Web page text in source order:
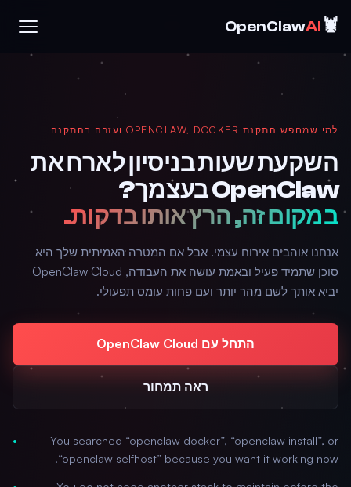
🦞
OpenClawAI
למי שמחפש התקנת OPENCLAW, DOCKER ועזרה בהתקנה
השקעת שעות בניסיון לארח את
OpenClaw בעצמך?
במקום זה, הרץ אותו בדקות.
אנחנו אוהבים אירוח עצמי. אבל אם המטרה האמיתית שלך היא
סוכן שתמיד פעיל ובאמת עושה את העבודה, OpenClaw Cloud
יביא אותך לשם מהר יותר ועם פחות עומס תפעולי.
התחל עם OpenClaw Cloud
ראה תמחור
You searched “openclaw docker”, “openclaw install”, or
“openclaw selfhost” because you want it working now.